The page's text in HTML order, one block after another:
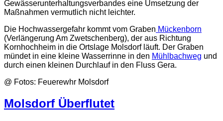
Gewässerunterhaltungsverbandes eine Umsetzung der
Maßnahmen vermutlich nicht leichter.
Die Hochwassergefahr kommt vom Graben Mückenborn
(Verlängerung Am Zwetschenberg), der aus Richtung
Kornhochheim in die Ortslage Molsdorf läuft. Der Graben
mündet in eine kleine Wasserrinne in den Mühlbachweg und
durch einen kleinen Durchlauf in den Fluss Gera.
@ Fotos: Feuerewhr Molsdorf
Molsdorf Überflutet